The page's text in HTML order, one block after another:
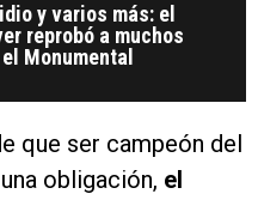
y varios más: el
reprobó a muchos
Monumental
que ser campeón del
obligación, el